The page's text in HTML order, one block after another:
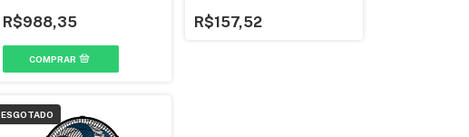
R$988,35 R$157,52
ESGOTADO